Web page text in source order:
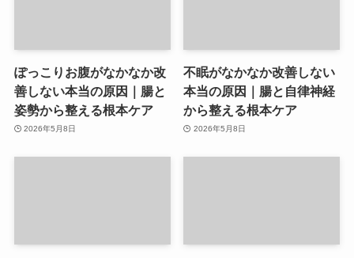
ぽっこりお腹がなかなか改
善しない本当の原因｜腸と
姿勢から整える根本ケア
2026年5月8日
不眠がなかなか改善しない
本当の原因｜腸と自律神経
から整える根本ケア
2026年5月8日